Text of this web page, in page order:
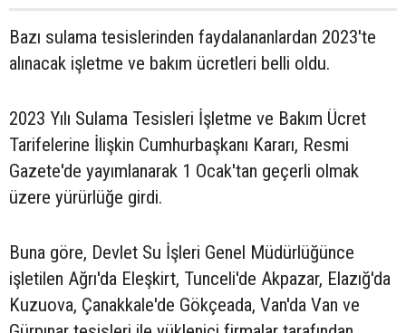
Bazı sulama tesislerinden faydalananlardan 2023'te
alınacak işletme ve bakım ücretleri belli oldu.
2023 Yılı Sulama Tesisleri İşletme ve Bakım Ücret
Tarifelerine İlişkin Cumhurbaşkanı Kararı, Resmi
Gazete'de yayımlanarak 1 Ocak'tan geçerli olmak
üzere yürürlüğe girdi.
Buna göre, Devlet Su İşleri Genel Müdürlüğünce
işletilen Ağrı'da Eleşkirt, Tunceli'de Akpazar, Elazığ'da
Kuzuova, Çanakkale'de Gökçeada, Van'da Van ve